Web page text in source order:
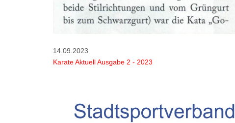
14.09.2023
Karate Aktuell Ausgabe 2 - 2023